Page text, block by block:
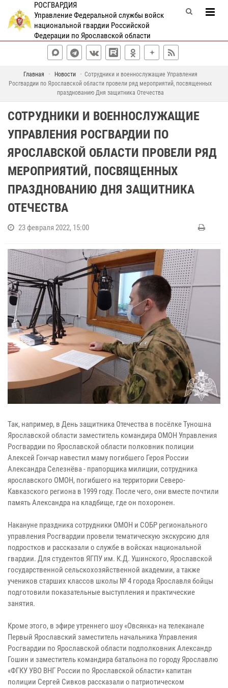
РОСГВАРДИЯ
Управление Федеральной службы войск
национальной гвардии Российской
Федерации по Ярославской области
Главная Новости
Сотрудники и военнослужащие Управления
Росгвардии по Ярославской области провели ряд мероприятий, посвященных
празднованию Дня защитника Отечества
СОТРУДНИКИ И ВОЕННОСЛУЖАЩИЕ
УПРАВЛЕНИЯ РОСГВАРДИИ ПО
ЯРОСЛАВСКОЙ ОБЛАСТИ ПРОВЕЛИ РЯД
МЕРОПРИЯТИЙ, ПОСВЯЩЕННЫХ
ПРАЗДНОВАНИЮ ДНЯ ЗАЩИТНИКА
ОТЕЧЕСТВА
23 февраля 2022, 15:00
Так, например, в День защитника Отечества в посёлке Туношна
Ярославской области заместитель командира ОМОН Управления
Росгвардии по Ярославской области полковник полиции
Алексей Гончар навестил маму погибшего Героя России
Александра Селезнёва - прапорщика милиции, сотрудника
ярославского ОМОН, погибшего на территории Северо-
Кавказского региона в 1999 году. После чего, они вместе почтили
память Александра на кладбище, где он похоронен.
Накануне праздника сотрудники ОМОН и СОБР регионального
управления Росгвардии провели тематическую экскурсию для
подростков и рассказали о службе в войсках национальной
гвардии. Для студентов ЯГПУ им. К.Д. Ушинского, Ярославской
государственной сельскохозяйственной академии, а также
учеников старших классов школы № 4 города Ярославля бойцы
подготовили показательные выступления и практические
занятия.
Кроме этого, в эфире утреннего шоу «Овсянка» на телеканале
Первый Ярославский заместитель начальника Управления
Росгвардии по Ярославской области подполковник Александр
Гошин и заместитель командира батальона по городу Ярославлю
«ФГКУ УВО ВНГ России по Ярославской области» капитан
полиции Сергей Сивков рассказали о патриотическом